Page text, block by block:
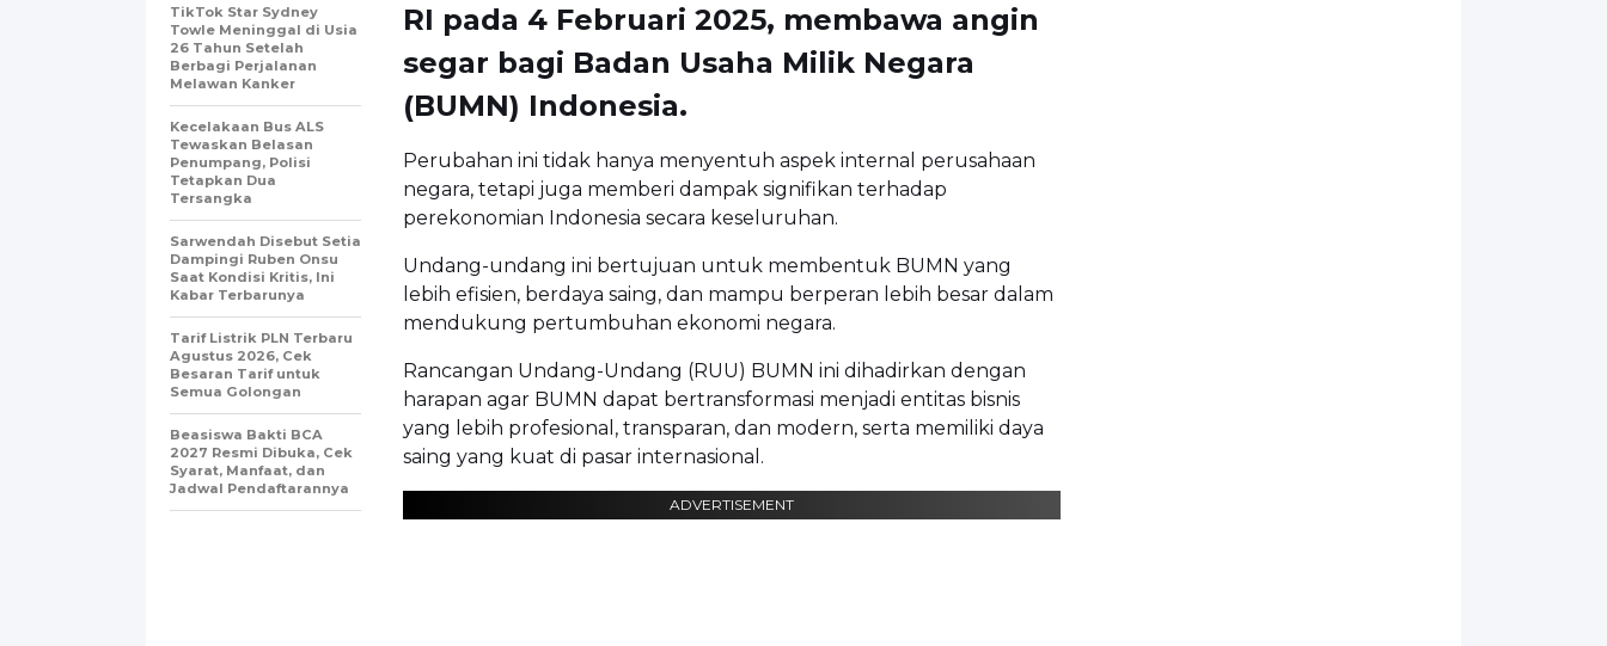
RI pada 4 Februari 2025, membawa angin
segar bagi Badan Usaha Milik Negara
(BUMN) Indonesia.
Perubahan ini tidak hanya menyentuh aspek internal perusahaan
negara, tetapi juga memberi dampak signifikan terhadap
perekonomian Indonesia secara keseluruhan.
Undang-undang ini bertujuan untuk membentuk BUMN yang
lebih efisien, berdaya saing, dan mampu berperan lebih besar dalam
mendukung pertumbuhan ekonomi negara.
Rancangan Undang-Undang (RUU) BUMN ini dihadirkan dengan
harapan agar BUMN dapat bertransformasi menjadi entitas bisnis
yang lebih profesional, transparan, dan modern, serta memiliki daya
saing yang kuat di pasar internasional.
ADVERTISEMENT
TikTok Star Sydney
Towle Meninggal di Usia
26 Tahun Setelah
Berbagi Perjalanan
Melawan Kanker
Kecelakaan Bus ALS
Tewaskan Belasan
Penumpang, Polisi
Tetapkan Dua
Tersangka
Sarwendah Disebut Setia
Dampingi Ruben Onsu
Saat Kondisi Kritis, Ini
Kabar Terbarunya
Tarif Listrik PLN Terbaru
Agustus 2026, Cek
Besaran Tarif untuk
Semua Golongan
Beasiswa Bakti BCA
2027 Resmi Dibuka, Cek
Syarat, Manfaat, dan
Jadwal Pendaftarannya